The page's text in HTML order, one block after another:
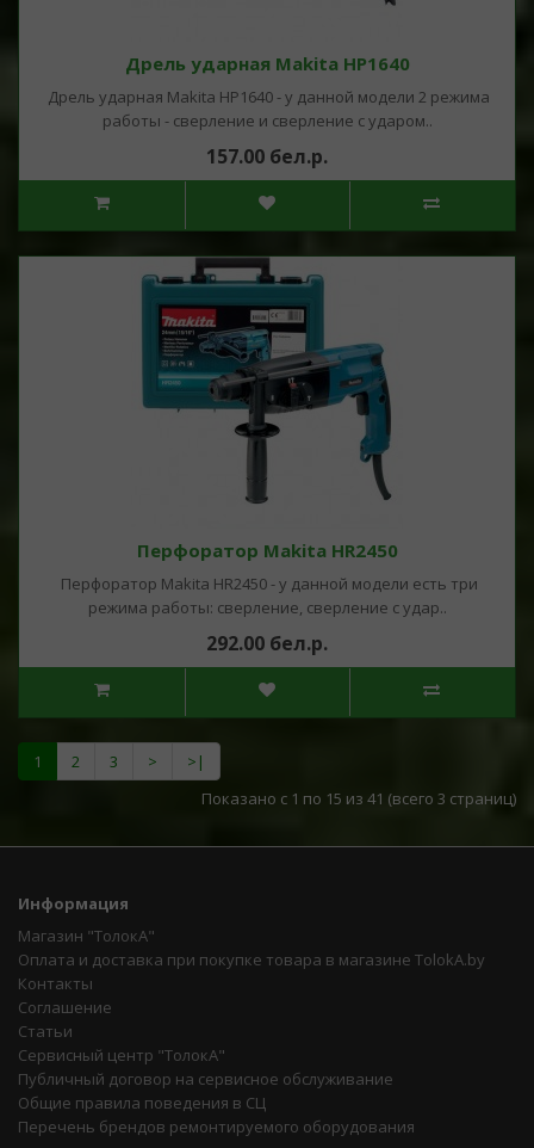
Дрель ударная Makita HP1640
Дрель ударная Makita HP1640 - у данной модели 2 режима
работы - сверление и сверление с ударом..
157.00 бел.р.
Перфоратор Makita HR2450
Перфоратор Makita HR2450 - у данной модели есть три
режима работы: сверление, сверление с удар..
292.00 бел.р.
1 2 3 >
>|
Показано с 1 по 15 из 41 (всего 3 страниц)
Информация
Магазин "ТолокА"
Оплата и доставка при покупке товара в магазине TolokA.by
Контакты
Соглашение
Статьи
Сервисный центр "ТолокА"
Публичный договор на сервисное обслуживание
Общие правила поведения в СЦ
Перечень брендов ремонтируемого оборудования